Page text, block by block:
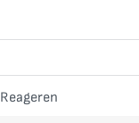
Reageren